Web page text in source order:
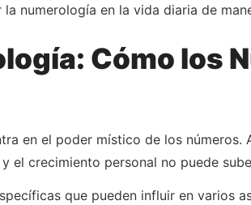
numerología en la vida diaria de
Cómo los
en el poder místico de los números.
el crecimiento personal no puede
que pueden influir en varios